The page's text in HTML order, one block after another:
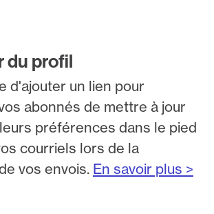
du profil
d'ajouter un lien pour
abonnés de mettre à jour
préférences dans le pied
courriels lors de la
vos envois. En savoir plus >